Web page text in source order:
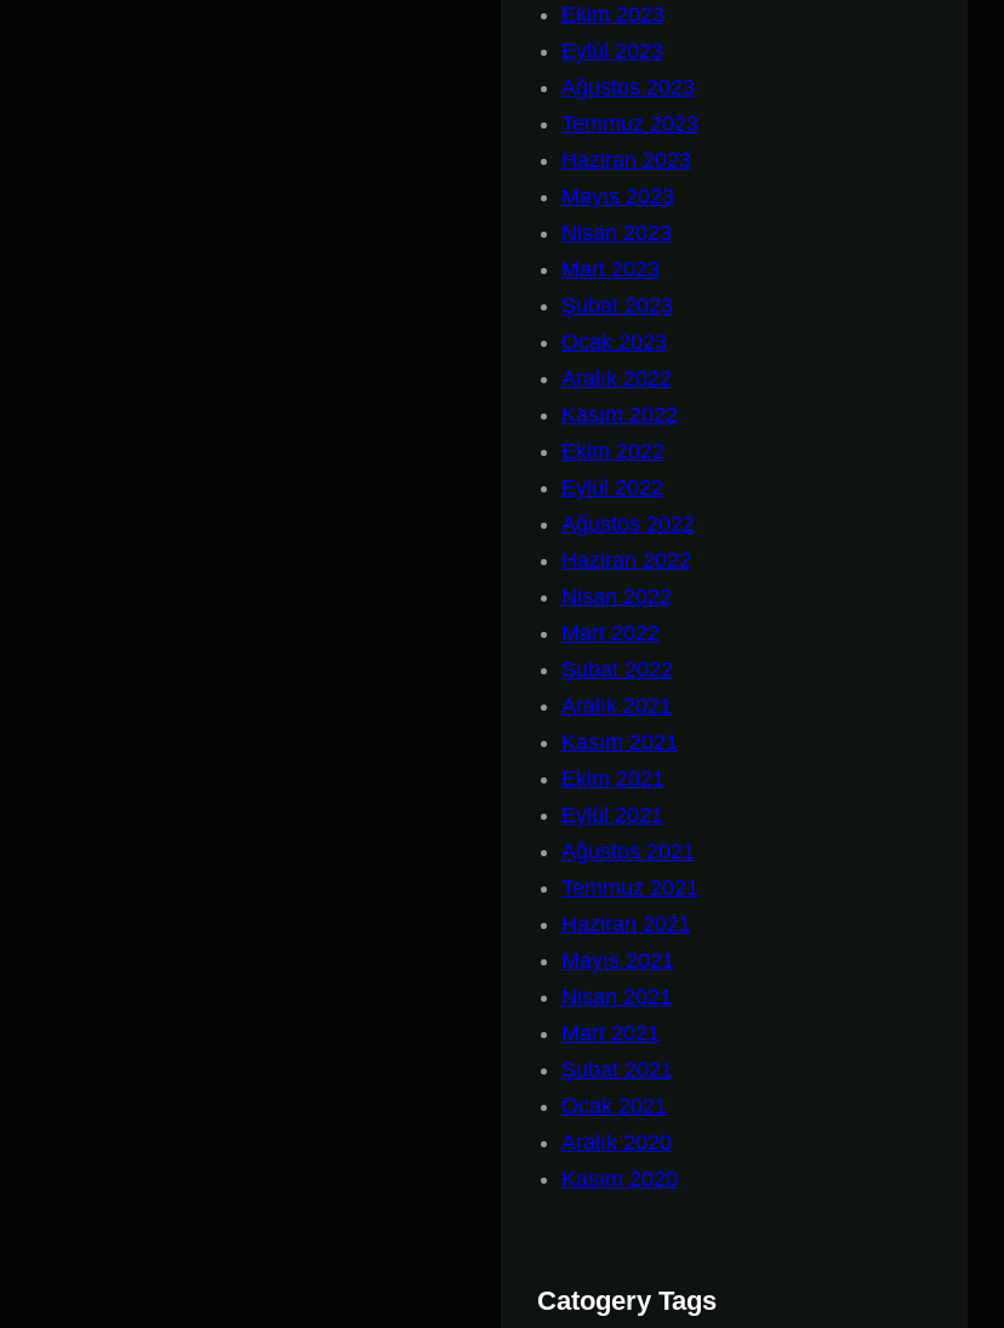
Ekim 2023
Eylül 2023
Ağustos 2023
Temmuz 2023
Haziran 2023
Mayıs 2023
Nisan 2023
Mart 2023
Şubat 2023
Ocak 2023
Aralık 2022
Kasım 2022
Ekim 2022
Eylül 2022
Ağustos 2022
Haziran 2022
Nisan 2022
Mart 2022
Şubat 2022
Aralık 2021
Kasım 2021
Ekim 2021
Eylül 2021
Ağustos 2021
Temmuz 2021
Haziran 2021
Mayıs 2021
Nisan 2021
Mart 2021
Şubat 2021
Ocak 2021
Aralık 2020
Kasım 2020
Catogery Tags